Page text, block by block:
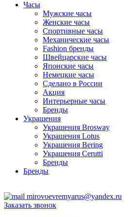
Часы
Мужские часы
Женские часы
Спортивные часы
Механические часы
Fashion бренды
Швейцарские часы
Японские часы
Немецкие часы
Сделано в России
Акция
Интерьерные часы
Бренды
Украшения
Украшения Brosway
Украшения Lotus
Украшения Bering
Украшения Cerutti
Бренды
Бренды
mirovoevremyarus@yandex.ru
Заказать звонок